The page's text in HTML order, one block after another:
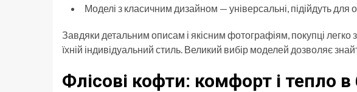
Моделі з класичним дизайном — універсальні, підійдуть для
Завдяки детальним описам і якісним фотографіям, покупці легко
їхній індивідуальний стиль. Великий вибір моделей дозволяє
Флісові кофти: комфорт і тепло